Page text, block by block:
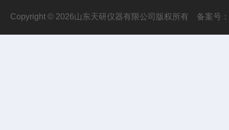
Copyright © 2026山东天研仪器有限公司版权所有 备案号